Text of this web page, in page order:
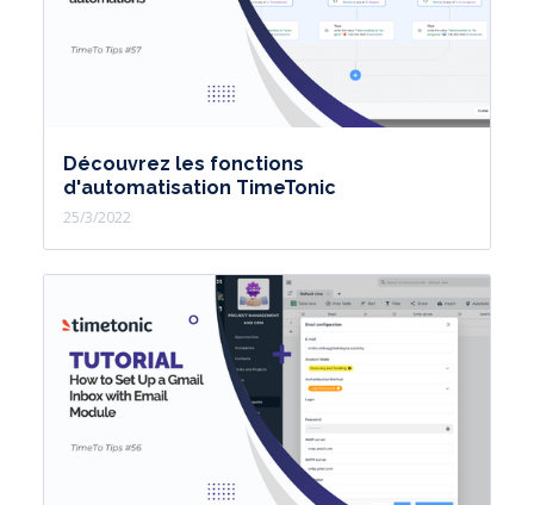
Découvrez les fonctions
d'automatisation TimeTonic
25/3/2022